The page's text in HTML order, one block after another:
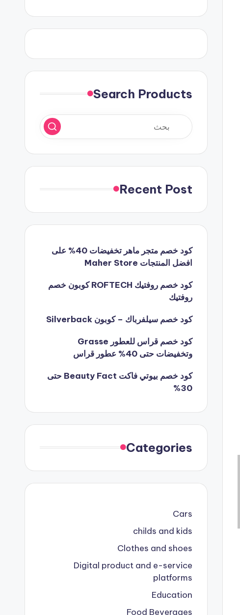
Search Products
Recent Post
كود خصم متجر ماهر تخفيضات 40% على
افضل المنتجات Maher Store
كود خصم روفتيك ROFTECH كوبون خصم
روفتيك
كود خصم سيلفرباك – كوبون Silverback
كود خصم قراس للعطور Grasse
وتخفيضات حتى 40% عطور قراس
كود خصم بيوتي فاكت Beauty Fact حتى
30%
Categories
Cars
childs and kids
Clothes and shoes
Digital product and e-service
platforms
Education
Food Beverages